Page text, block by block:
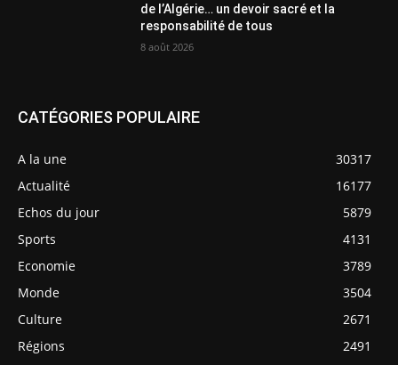
de l’Algérie… un devoir sacré et la
responsabilité de tous
8 août 2026
CATÉGORIES POPULAIRE
A la une
30317
Actualité
16177
Echos du jour
5879
Sports
4131
Economie
3789
Monde
3504
Culture
2671
Régions
2491